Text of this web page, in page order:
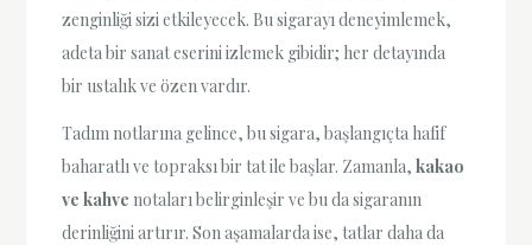
zenginliği sizi etkileyecek. Bu sigarayı deneyimlemek,
adeta bir sanat eserini izlemek gibidir; her detayında
bir ustalık ve özen vardır.
Tadım notlarına gelince, bu sigara, başlangıçta hafif
baharatlı ve topraksı bir tat ile başlar. Zamanla,kakao
ve kahve notaları belirginleşir ve bu da sigaranın
derinliğini artırır. Son aşamalarda ise, tatlar daha da